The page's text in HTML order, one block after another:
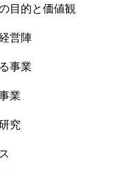
目的と価値観
営陣
事業
業
究